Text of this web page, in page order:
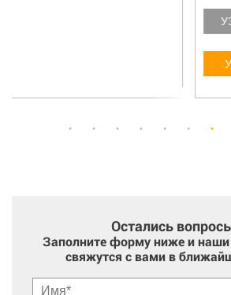
Остались
Заполните форму ниже и наши
свяжутся с вами в